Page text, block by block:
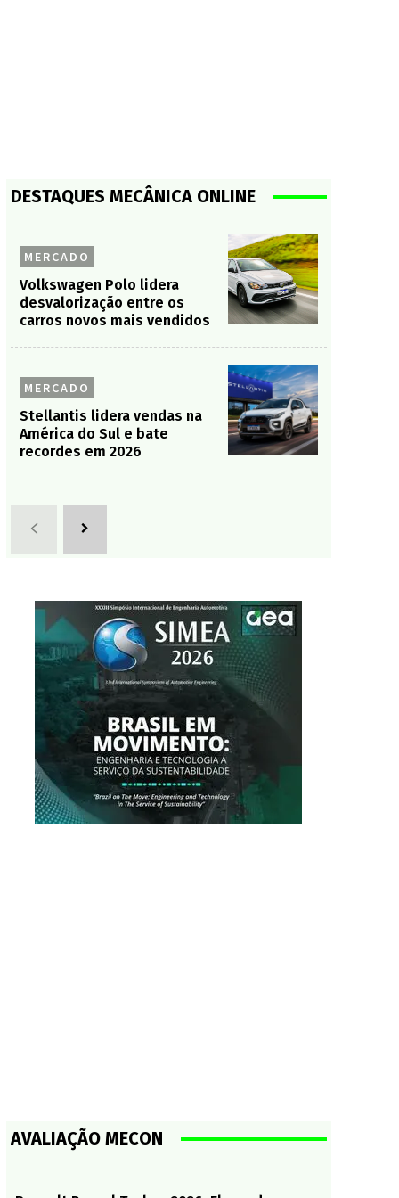
DESTAQUES MECÂNICA ONLINE
MERCADO
Volkswagen Polo lidera
desvalorização entre os
carros novos mais vendidos
MERCADO
Stellantis lidera vendas na
América do Sul e bate
recordes em 2026
AVALIAÇÃO MECON